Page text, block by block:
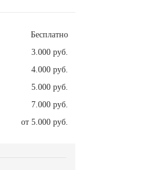
Бесплатно
3.000 руб.
4.000 руб.
5.000 руб.
7.000 руб.
от 5.000 руб.